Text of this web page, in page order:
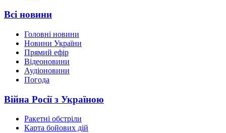
Всі новини
Головні новини
Новини України
Прямий ефір
Відеоновини
Аудіоновини
Погода
Війна Росії з Україною
Ракетні обстріли
Карта бойових дій